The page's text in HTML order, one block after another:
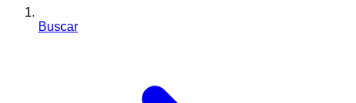
Buscar